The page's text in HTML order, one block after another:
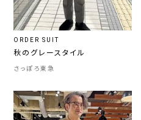
ORDER SUIT
秋のグレースタイル
さっぽろ東急